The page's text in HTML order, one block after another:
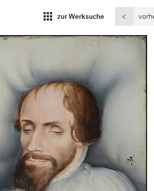
apps zur Werksuche <